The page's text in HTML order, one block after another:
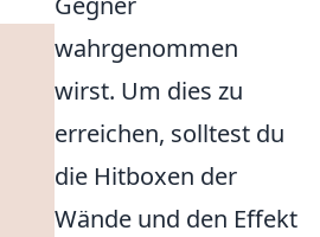
wahrgenommen
wirst. Um dies zu
erreichen, solltest du
die Hitboxen der
Wände und den Effekt